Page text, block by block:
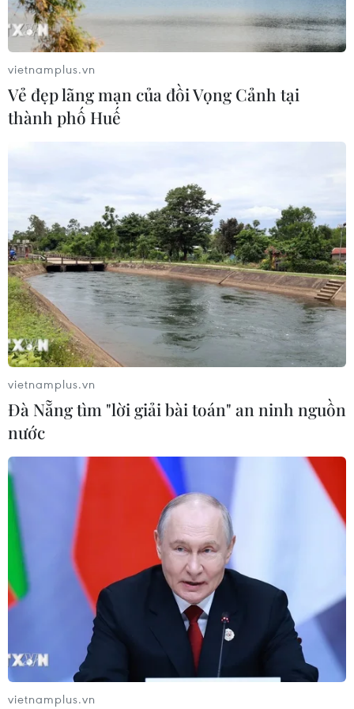
Quốc khánh Cộng hòa Arab Ai Cập
24/07/2026 00:00
Thảm sát ở Tây Bắc Nigeria, ít nhất
24 người đã thiệt mạng
Dịch tả bùng phát nghiêm trọng tại
Nigeria, hàng trăm người tử vong
23/07/2026 07:23
Dịch Ebola: Số ca tử vong ở châu Phi
tăng lên hơn 1.000 người
CƠ QUAN CHỦ QUẢN: THÔNG TẤN XÃ VIỆT NAM
Tổng Biên tập: TRẦN TIẾN DUẨN
Phó Tổng Biên tập: NGUYỄN THỊ TÁM, KHÚC THANH
Sở hữu trí tuệ
Quy định sử dụng
vietnamplus.vn
Vẻ đẹp lãng mạn của đồi Vọng Cảnh tại
thành phố Huế
vietnamplus.vn
Đà Nẵng tìm "lời giải bài toán" an ninh nguồn
nước
vietnamplus.vn